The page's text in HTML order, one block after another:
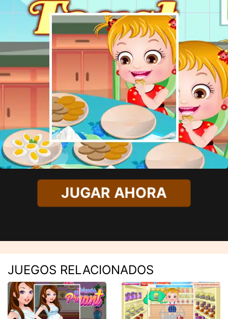
JUGAR AHORA
JUEGOS RELACIONADOS